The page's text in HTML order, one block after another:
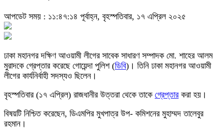
আপডেট সময় : ১১:৪৭:১৪ পূর্বাহ্ন, বৃহস্পতিবার, ১৭ এপ্রিল ২০২৫
ঢাকা মহানগর দক্ষিণ আওয়ামী লীগের সাবেক সাধারণ সম্পাদক মো. শাহের আলম
মুরাদকে গ্রেপ্তার করেছে গোয়েন্দা পুলিশ (ডিবি)। তিনি ঢাকা মহানগর আওয়ামী
লীগের কার্যনির্বাহী সদস্যও ছিলেন।
বৃহস্পতিবার (১৭ এপ্রিল) রাজধানীর উত্তরা থেকে তাকে গ্রেপ্তারকরা হয়।
বিষয়টি নিশ্চিত করেছেন, ডিএমপির মুখপাত্র উপ- কমিশনের মুহাম্মদ তালেবুর
রহমান।